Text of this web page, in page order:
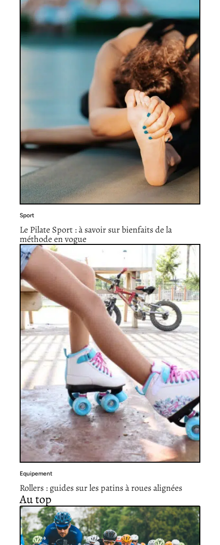
Sport
Le Pilate Sport : à savoir sur bienfaits de la
méthode en vogue
Equipement
Rollers : guides sur les patins à roues alignées
Au top